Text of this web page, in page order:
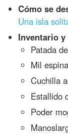
Cómo se
Una isla
Inventario
Patada
Mil
Cuchilla
Estallido
Poder